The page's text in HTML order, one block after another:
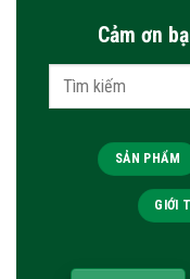
Cảm ơn
Tìm
kiếm:
SẢN PHẨM
GIỚI